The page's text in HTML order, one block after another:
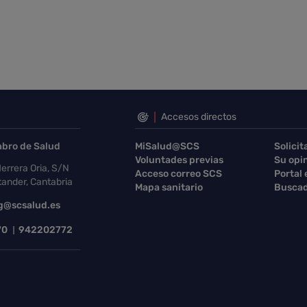
de Salud
Oria, S/N
Cantabria
942202772
Accesos directos
MiSalud@SCS
Voluntades previas
Su
Acceso correo SCS
Portal
Mapa sanitario